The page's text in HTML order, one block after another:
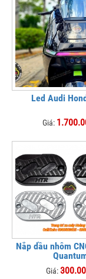
Led Audi
Giá:
Nắp dầu nhôm
Giá: